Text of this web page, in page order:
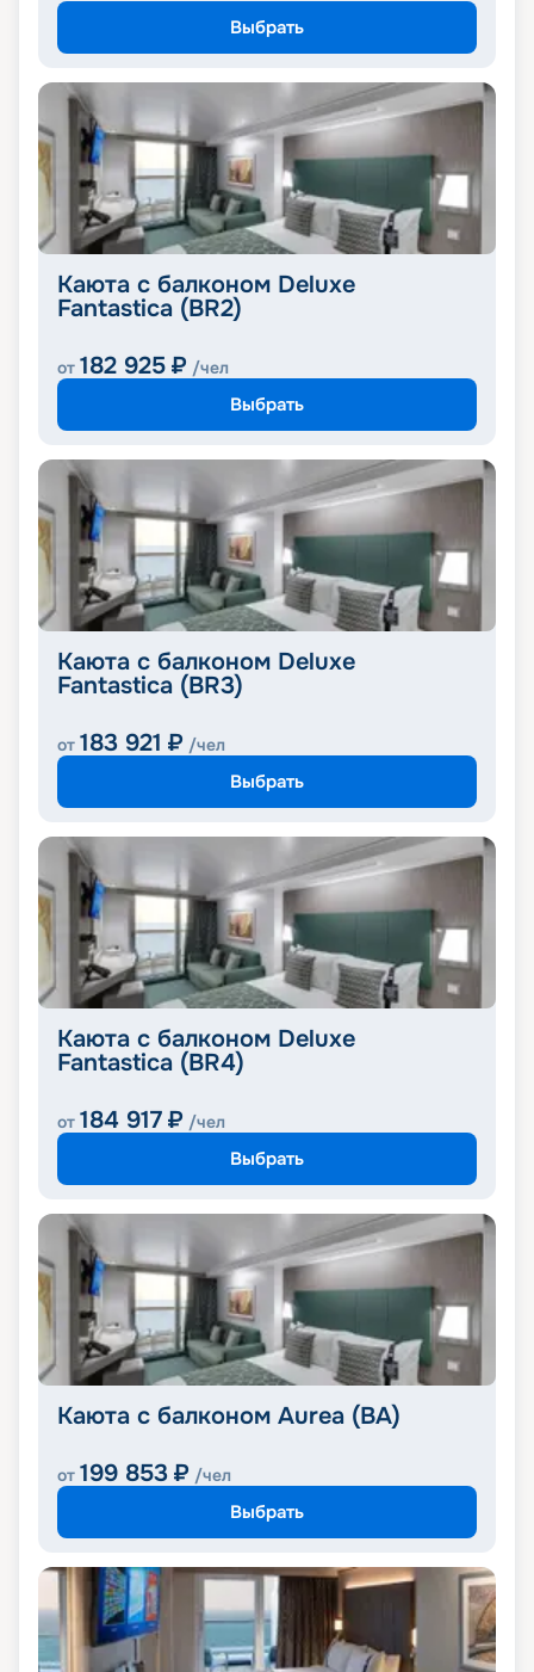
Выбрать
Каюта с балконом Deluxe
Fantastica (BR2)
от 182 925 ₽ /чел
Выбрать
Каюта с балконом Deluxe
Fantastica (BR3)
от 183 921 ₽ /чел
Выбрать
Каюта с балконом Deluxe
Fantastica (BR4)
от 184 917 ₽ /чел
Выбрать
Каюта с балконом Aurea (BA)
от 199 853 ₽ /чел
Выбрать